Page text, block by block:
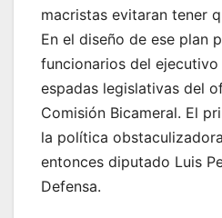
macristas evitaran tener
En el diseño de ese plan
funcionarios del
espadas legislativas del
Comisión Bicameral. El
la política
entonces diputado Luis
Defensa.